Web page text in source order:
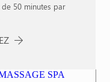
de 50 minutes par